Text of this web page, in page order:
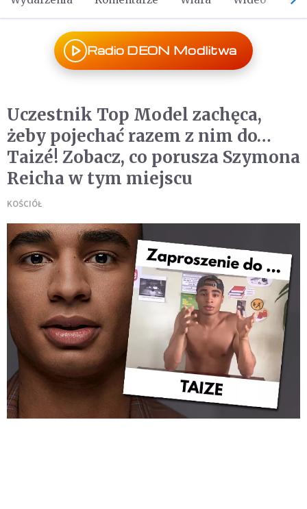
Radio DEON Modlitwa
Uczestnik Top Model zachęca,
żeby pojechać razem z nim do…
Taizé! Zobacz, co porusza Szymona
Reicha w tym miejscu
KOŚCIÓŁ